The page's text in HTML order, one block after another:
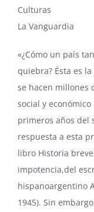
Culturas
La Vanguardia
«¿Cómo un país
quiebra? Ésta es
se hacen millones
social y
primeros años del
respuesta a esta
libro Historia
impotencia,del
hispanoargentino
1945). Sin